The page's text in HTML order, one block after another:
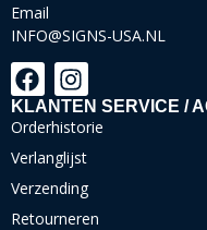
Email
INFO@SIGNS-USA.NL
KLANTEN SERVICE /
Orderhistorie
Verlanglijst
Verzending
Retourneren